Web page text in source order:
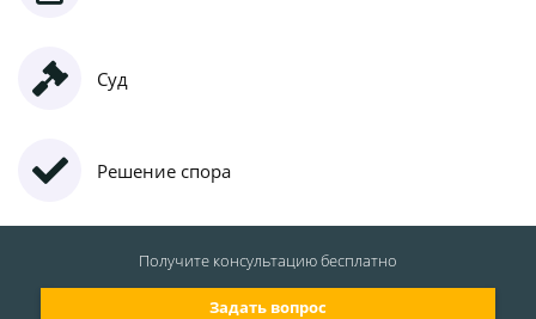
Суд
Решение спора
Задать вопрос
Получите консультациюбесплатно